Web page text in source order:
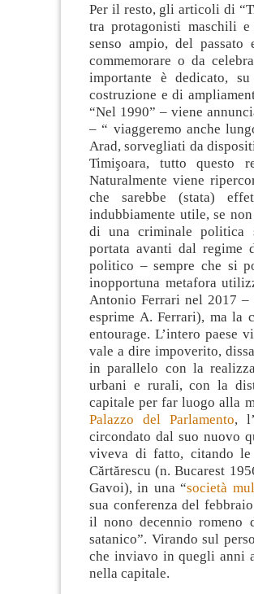
Per il resto, gli articoli di
tra protagonisti maschili
senso ampio, del passato
commemorare o da
importante è dedicato,
costruzione e di
“Nel 1990” – viene
– “ viaggeremo anche
Arad, sorvegliati da
Timişoara, tutto questo
Naturalmente viene
che sarebbe (stata)
indubbiamente utile, se
di una criminale politica
portata avanti dal regime
politico – sempre che si
inopportuna metafora
Antonio Ferrari nel 2017 –
esprime A. Ferrari), ma la
entourage. L’intero paese
vale a dire impoverito,
in parallelo con la
urbani e rurali, con la
capitale per far luogo alla
Palazzo del Parlamento,
circondato dal suo nuovo
viveva di fatto, citando
Cărtărescu (n. Bucarest
Gavoi), in una “società
sua conferenza del
il nono decennio romeno
satanico”. Virando sul
che inviavo in quegli anni
nella capitale.